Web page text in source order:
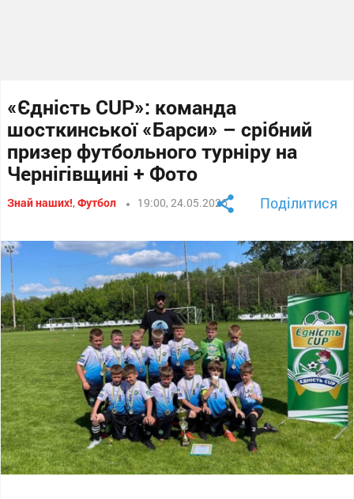
«Єдність CUP»: команда
шосткинської «Барси» – срібний
призер футбольного турніру на
Чернігівщині + Фото
Знай наших!,Футбол 19:00, 24.05.2026 Поділитися